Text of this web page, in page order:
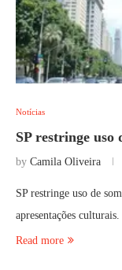
Notícias
SP restringe uso
by Camila Oliveira
SP restringe uso de
apresentações culturais.
Read more